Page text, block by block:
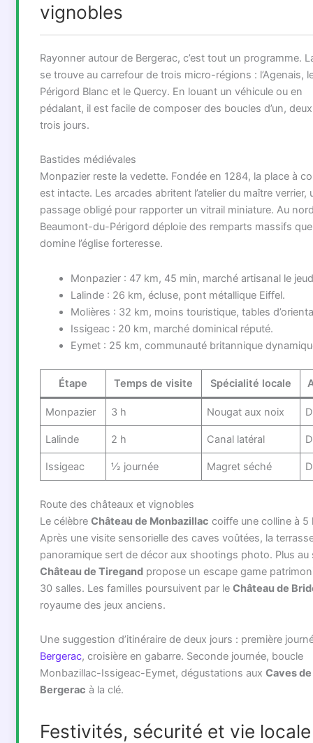
vignobles
Rayonner autour de Bergerac, c’est tout un programme.
se trouve au carrefour de trois micro-régions : l’Agenais,
Périgord Blanc et le Quercy. En louant un véhicule ou en
pédalant, il est facile de composer des boucles d’un,
trois jours.
Bastides médiévales
Monpazier reste la vedette. Fondée en 1284, la place à
est intacte. Les arcades abritent l’atelier du maître verrier,
passage obligé pour rapporter un vitrail miniature. Au
Beaumont-du-Périgord déploie des remparts massifs que
domine l’église forteresse.
Monpazier : 47 km, 45 min, marché artisanal le
Lalinde : 26 km, écluse, pont métallique Eiffel.
Molières : 32 km, moins touristique, tables
Issigeac : 20 km, marché dominical réputé.
Eymet : 25 km, communauté britannique
Étape Temps de visite Spécialité locale
Monpazier 3 h Nougat aux noix
Lalinde 2 h Canal latéral
Issigeac ½ journée Magret séché
Route des châteaux et vignobles
Le célèbre Château de Monbazillac coiffe une colline à 5
Après une visite sensorielle des caves voûtées, la
panoramique sert de décor aux shootings photo. Plus au
Château de Tiregandpropose un escape game
30 salles. Les familles poursuivent par le Château de
royaume des jeux anciens.
Une suggestion d’itinéraire de deux jours : première
Bergerac, croisière en gabarre. Seconde journée, boucle
Monbazillac-Issigeac-Eymet, dégustations aux Caves de
Bergerac à la clé.
Festivités, sécurité et vie